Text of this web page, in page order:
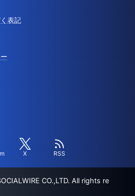
表記
X RSS
CO.,LTD. All rights re